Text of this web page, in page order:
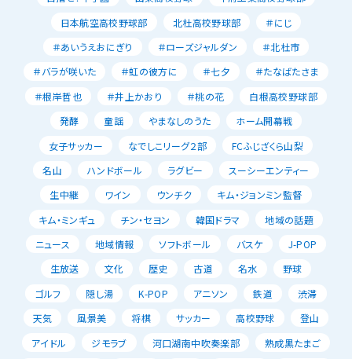
日本航空高校野球部
北杜高校野球部
＃にじ
＃あいうえおにぎり
＃ローズジャルダン
＃北杜市
＃バラが咲いた
＃虹の彼方に ＃七夕
＃たなばたさま
＃根岸哲也
＃井上かおり ＃桃の花
白根高校野球部
発酵
童謡 やまなしのうた
ホーム開幕戦
女子サッカー
なでしこリーグ２部
FCふじざくら山梨
名山
ハンドボール ラグビー
スーシーエンティー
生中継
ワイン ウンチク
キム・ジョンミン監督
キム・ミンギュ
チン・セヨン 韓国ドラマ
地域の話題
ニュース
地域情報 ソフトボール バスケ
J-POP
生放送
文化 歴史 古道 名水
野球
ゴルフ
隠し湯 K-POP アニソン 鉄道
渋滞
天気
風景美 将棋 サッカー 高校野球
登山
アイドル
ジモラブ 河口湖南中吹奏楽部
熟成黒たまご